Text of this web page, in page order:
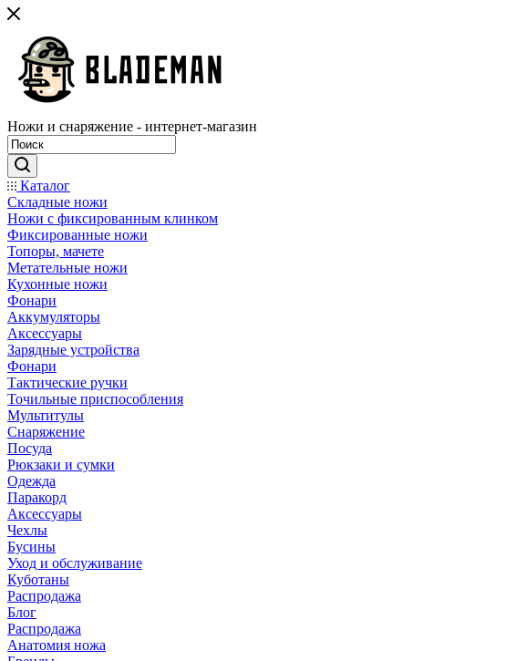
Ножи и снаряжение - интернет-магазин
Каталог
Складные ножи
Ножи с фиксированным клинком
Фиксированные ножи
Топоры, мачете
Метательные ножи
Кухонные ножи
Фонари
Аккумуляторы
Аксессуары
Зарядные устройства
Фонари
Тактические ручки
Точильные приспособления
Мультитулы
Снаряжение
Посуда
Рюкзаки и сумки
Одежда
Паракорд
Аксессуары
Чехлы
Бусины
Уход и обслуживание
Куботаны
Распродажа
Блог
Распродажа
Анатомия ножа